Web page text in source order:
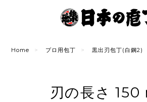
Home プロ用包丁 黒出刃包丁(白鋼2)
刃の長さ